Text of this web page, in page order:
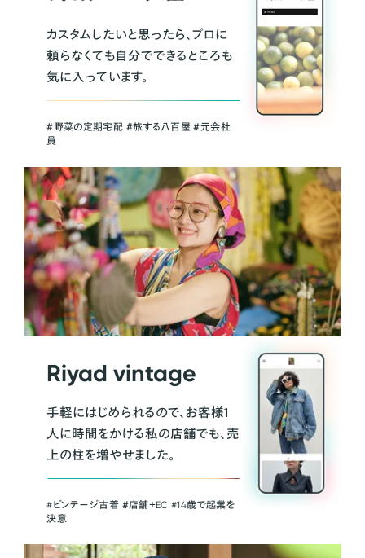
カスタムしたいと思ったら、プロに
頼らなくても自分でできるところも
気に入っています。
＃野菜の定期宅配 ＃旅する八百屋 ＃元会社
員
Riyad vintage
手軽にはじめられるので、お客様1
人に時間をかける私の店舗でも、売
上の柱を増やせました。
#ビンテージ古着 ＃店舗＋EC #14歳で起業を
決意